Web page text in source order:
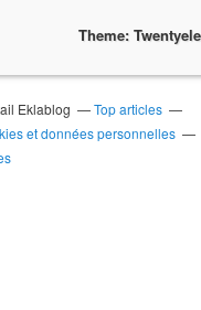
Theme:
Eklablog
Top articles
et données personnelles